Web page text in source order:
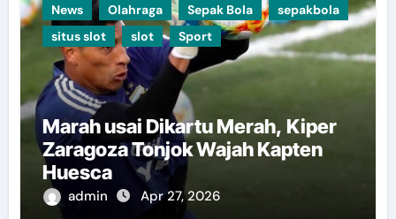
News
Olahraga Sepak Bola
sepakbola
situs slot
slot Sport
Marah usai Dikartu Merah, Kiper
Zaragoza Tonjok Wajah Kapten
Huesca
admin Apr 27, 2026